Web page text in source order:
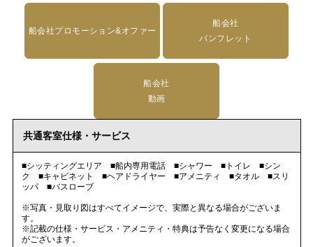
船会社プロモーション&オファー
船会社
パンフレット
船会社
動画
共通客室仕様・サービス
■シッティングエリア ■船内専用電話 ■シャワー ■トイレ ■シン
ク ■キャビネット ■ヘアドライヤー ■アメニティ ■タオル ■スリ
ッパ ■バスローブ
※写真・見取り図はすべてイメージで、実際と異なる場合がございま
す。
※記載の仕様・サービス・アメニティ・特典は予告なく変更になる場合
がございます。